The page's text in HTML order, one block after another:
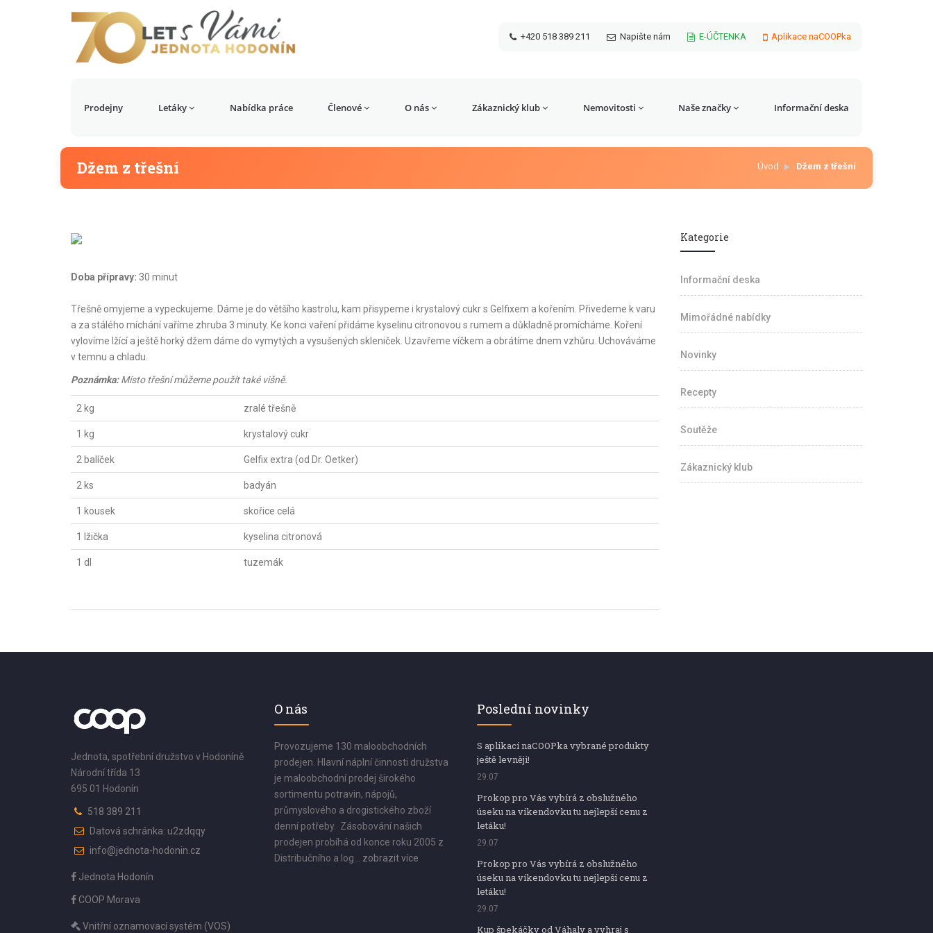
+420 518 389 211 Napište nám E-ÚČTENKA Aplikace naCOOPka
Prodejny Letáky Nabídka práce Členové O nás Zákaznický klub Nemovitosti Naše značky Informační deska
Džem z třešní Úvod Džem z třešní
Doba přípravy: 30 minut
Třešně omyjeme a vypeckujeme. Dáme je do většího kastrolu, kam přisypeme i krystalový cukr s Gelfixem a kořením. Přivedeme k varu
a za stálého míchání vaříme zhruba 3 minuty. Ke konci vaření přidáme kyselinu citronovou s rumem a důkladně promícháme. Koření
vylovíme lžící a ještě horký džem dáme do vymytých a vysušených skleniček. Uzavřeme víčkem a obrátíme dnem vzhůru. Uchováváme
v temnu a chladu.
Poznámka:Místo třešní můžeme použít také višně.
2 kg zralé třešně
1 kg krystalový cukr
2 balíček Gelfix extra (od Dr. Oetker)
2 ks badyán
1 kousek skořice celá
1 lžička kyselina citronová
1 dl tuzemák
Kategorie
Informační deska
Mimořádné nabídky
Novinky
Recepty
Soutěže
Zákaznický klub
Jednota, spotřební družstvo v Hodoníně
Národní třída 13
695 01 Hodonín
518 389 211
Datová schránka: u2zdqqy
info@jednota-hodonin.cz
Jednota Hodonín
COOP Morava
Vnitřní oznamovací systém (VOS)
O nás
Provozujeme 130 maloobchodních
prodejen. Hlavní náplní činnosti družstva
je maloobchodní prodej širokého
sortimentu potravin, nápojů,
průmyslového a drogistického zboží
denní potřeby. Zásobování našich
prodejen probíhá od konce roku 2005 z
Distribučního a log... zobrazit více
Poslední novinky
S aplikací naCOOPka vybrané produkty
ještě levněji!
29.07
Prokop pro Vás vybírá z obslužného
úseku na víkendovku tu nejlepší cenu z
letáku!
29.07
Prokop pro Vás vybírá z obslužného
úseku na víkendovku tu nejlepší cenu z
letáku!
29.07
Kup špekáčky od Váhaly a vyhraj s